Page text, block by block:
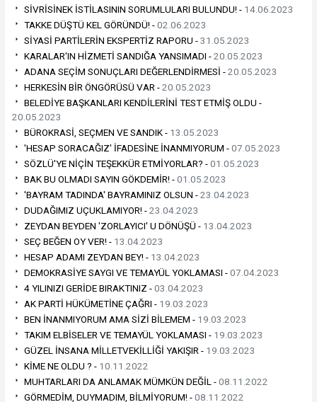
SİVRİSİNEK İSTİLASININ SORUMLULARI BULUNDU! - 14.06.2023
TAKKE DÜŞTÜ KEL GÖRÜNDÜ! -02.06.2023
SİYASİ PARTİLERİN EKSPERTİZ RAPORU -31.05.2023
KARALAR'IN HİZMETİ SANDIĞA YANSIMADI -20.05.2023
ADANA SEÇİM SONUÇLARI DEĞERLENDİRMESİ -20.05.2023
HERKESİN BİR ÖNGÖRÜSÜ VAR -20.05.2023
BELEDİYE BAŞKANLARI KENDİLERİNİ TEST ETMİŞ OLDU -
20.05.2023
BÜROKRASİ, SEÇMEN VE SANDIK - 13.05.2023
'HESAP SORACAĞIZ' İFADESİNE İNANMIYORUM -07.05.2023
SÖZLÜ'YE NİÇİN TEŞEKKÜR ETMİYORLAR? -01.05.2023
BAK BU OLMADI SAYIN GÖKDEMİR! -01.05.2023
'BAYRAM TADINDA' BAYRAMINIZ OLSUN -23.04.2023
DUDAĞIMIZ UÇUKLAMIYOR! -23.04.2023
ZEYDAN BEYDEN 'ZORLAYICI' U DÖNÜŞÜ - 13.04.2023
SEÇ BEĞEN OY VER! - 13.04.2023
HESAP ADAMI ZEYDAN BEY! - 13.04.2023
DEMOKRASİYE SAYGI VE TEMAYÜL YOKLAMASI -07.04.2023
4 YILINIZI GERİDE BIRAKTINIZ -03.04.2023
AK PARTİ HÜKÜMETİNE ÇAĞRI - 19.03.2023
BEN İNANMIYORUM AMA SİZİ BİLEMEM - 19.03.2023
TAKIM ELBİSELER VE TEMAYÜL YOKLAMASI - 19.03.2023
GÜZEL İNSANA MİLLETVEKİLLİĞİ YAKIŞIR - 19.03.2023
KİME NE OLDU ? - 10.11.2022
MUHTARLARI DA ANLAMAK MÜMKÜN DEĞİL -08.11.2022
GÖRMEDİM, DUYMADIM, BİLMİYORUM! -08.11.2022